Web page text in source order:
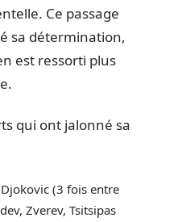
Ce passage
sa détermination,
est ressorti plus
qui ont jalonné sa
Djokovic (3 fois entre
Zverev, Tsitsipas